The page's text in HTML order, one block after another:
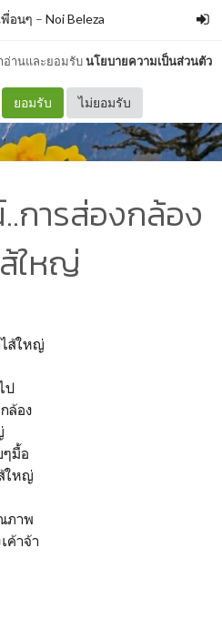
อ่านและยอมรับนโยบายความเป็นส่วนตัว
ยอมรับ ไม่ยอมรับ
พื่อนๆ – Noi Beleza
การส่องกล้อง
ใหญ่
ส้ใหญ่
ป
ล้อง
ๆมื้อ
ใหญ่
ภาพ
ค้าจ้า